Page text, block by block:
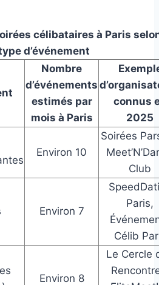
célibataires à Paris
d’événement
Nombre
d’événements
estimés par
mois à Paris
connus
2025
Environ 10
Soirées
Club
Environ 7
Paris,
Célib
Environ 8
Le Cercle